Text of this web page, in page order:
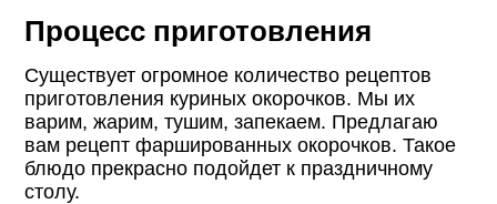
Процесс приготовления
Существует огромное количество рецептов
приготовления куриных окорочков. Мы их
варим, жарим, тушим, запекаем. Предлагаю
вам рецепт фаршированных окорочков. Такое
блюдо прекрасно подойдет к праздничному
столу.